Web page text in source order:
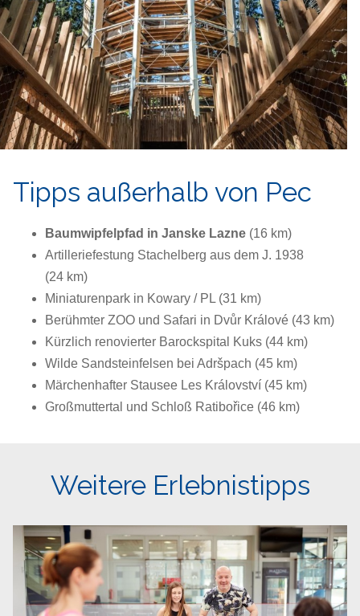
Tipps außerhalb von Pec
Baumwipfelpfad in Janske Lazne (16 km)
Artilleriefestung Stachelberg aus dem J. 1938
(24 km)
Miniaturenpark in Kowary / PL (31 km)
Berühmter ZOO und Safari in Dvůr Králové (43 km)
Kürzlich renovierter Barockspital Kuks (44 km)
Wilde Sandsteinfelsen bei Adršpach (45 km)
Märchenhafter Stausee Les Království (45 km)
Großmuttertal und Schloß Ratibořice (46 km)
Weitere Erlebnistipps